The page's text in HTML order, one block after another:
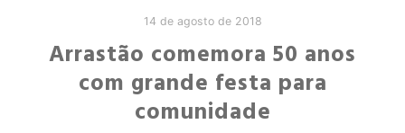
14 de agosto de 2018
Arrastão comemora 50 anos
com grande festa para
comunidade